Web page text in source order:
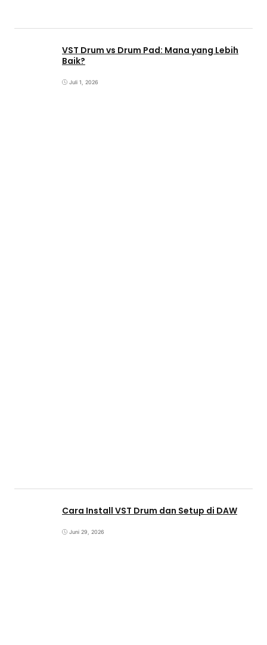
VST Drum vs Drum Pad: Mana yang Lebih
Baik?
Juli 1, 2026
Cara Install VST Drum dan Setup di DAW
Juni 29, 2026